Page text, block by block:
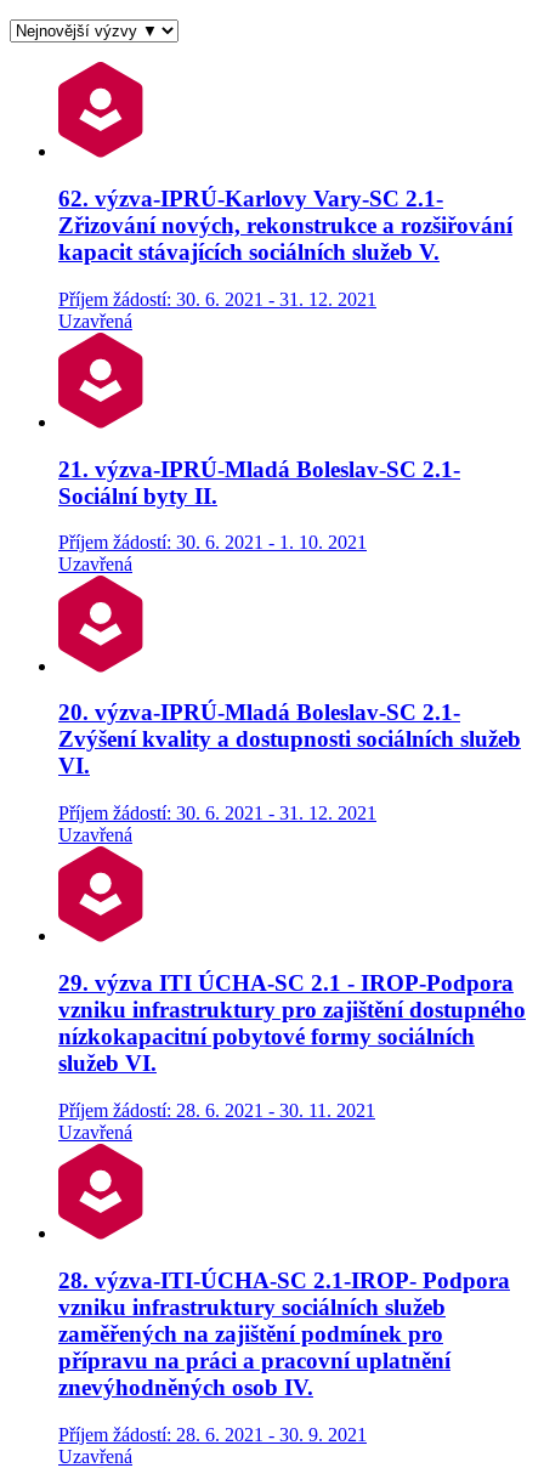
62. výzva-IPRÚ-Karlovy Vary-SC 2.1-
Zřizování nových, rekonstrukce a rozšiřování
kapacit stávajících sociálních služeb V.
Příjem žádostí: 30. 6. 2021 - 31. 12. 2021
Uzavřená
21. výzva-IPRÚ-Mladá Boleslav-SC 2.1-
Sociální byty II.
Příjem žádostí: 30. 6. 2021 - 1. 10. 2021
Uzavřená
20. výzva-IPRÚ-Mladá Boleslav-SC 2.1-
Zvýšení kvality a dostupnosti sociálních služeb
VI.
Příjem žádostí: 30. 6. 2021 - 31. 12. 2021
Uzavřená
29. výzva ITI ÚCHA-SC 2.1 - IROP-Podpora
vzniku infrastruktury pro zajištění dostupného
nízkokapacitní pobytové formy sociálních
služeb VI.
Příjem žádostí: 28. 6. 2021 - 30. 11. 2021
Uzavřená
28. výzva-ITI-ÚCHA-SC 2.1-IROP- Podpora
vzniku infrastruktury sociálních služeb
zaměřených na zajištění podmínek pro
přípravu na práci a pracovní uplatnění
znevýhodněných osob IV.
Příjem žádostí: 28. 6. 2021 - 30. 9. 2021
Uzavřená